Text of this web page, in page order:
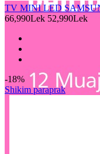
TV MINI LED
66,990Lek 52,990Lek
-18%
Shikim paraprak